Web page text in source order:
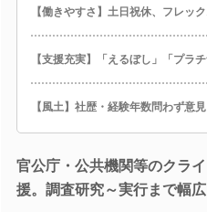
【働きやすさ】土日祝休、フレッ
【支援充実】「えるぼし」「プラ
【風土】社歴・経験年数問わず意
官公庁・公共機関等のクラ
援。調査研究～実行まで幅広